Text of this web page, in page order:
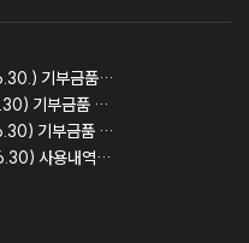
곧장기부 제5기(2025.07.01.~2026.06.30.) 기부금품 모집결과 보고
곧장기부 제6기(2026.07.01~2027.06.30) 기부금품 모집등록 보고
곧장기부 제5기(2025.07.01.~2026.06.30) 기부금품 모집등록 보고
곧장기부 제4기 (2024.07.01.~2025.06.30) 사용내역 및 회계감사 보고